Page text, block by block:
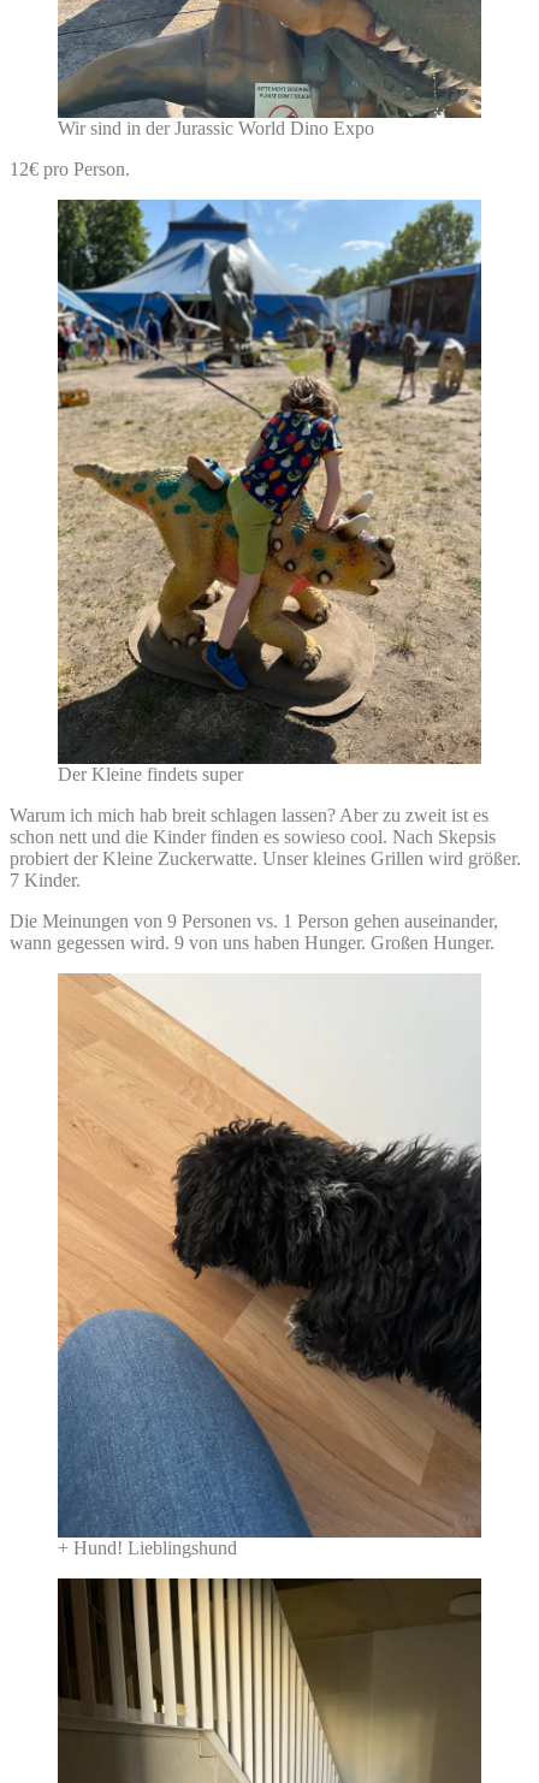
Wir sind in der Jurassic World Dino Expo
12€ pro Person.
Der Kleine findets super
Warum ich mich hab breit schlagen lassen? Aber zu zweit ist es
schon nett und die Kinder finden es sowieso cool. Nach Skepsis
probiert der Kleine Zuckerwatte. Unser kleines Grillen wird größer.
7 Kinder.
Die Meinungen von 9 Personen vs. 1 Person gehen auseinander,
wann gegessen wird. 9 von uns haben Hunger. Großen Hunger.
+ Hund! Lieblingshund